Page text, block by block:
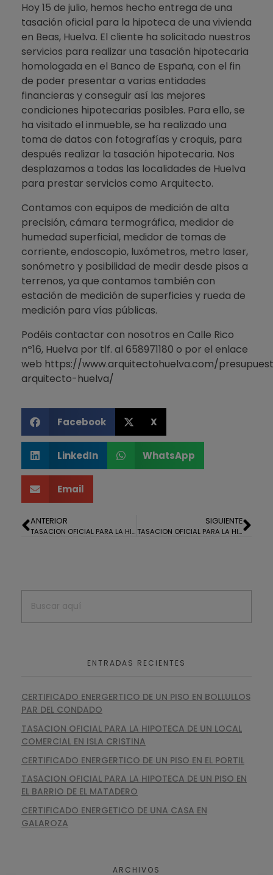
Hoy 15 de julio, hemos hecho entrega de una
tasación oficial para la hipoteca de una vivienda
en Beas, Huelva. El cliente ha solicitado nuestros
servicios para realizar una tasación hipotecaria
homologada en el Banco de España, con el fin
de poder presentar a varias entidades
financieras y conseguir así las mejores
condiciones hipotecarias posibles. Para ello, se
ha visitado el inmueble, se ha realizado una
toma de datos con fotografías y croquis, para
después realizar la tasación hipotecaria. Nos
desplazamos a todas las localidades de Huelva
para prestar servicios como Arquitecto.
Contamos con equipos de medición de alta
precisión, cámara termográfica, medidor de
humedad superficial, medidor de tomas de
corriente, endoscopio, luxómetros, metro laser,
sonómetro y posibilidad de medir desde pisos a
terrenos, ya que contamos también con
estación de medición de superficies y rueda de
medición para vías públicas.
Podéis contactar con nosotros en Calle Rico
nº16, Huelva por tlf. al 658971180 o por el enlace
web https://www.arquitectohuelva.com/
arquitecto-huelva/
Facebook X
LinkedIn WhatsApp
Email
ANTERIOR
TASACION OFICIAL PARA LA HIPOTECA DE UN PISO EN MOGUER
SIGUIENTE
TASACION OFICIAL PARA LA HIPOTECA DE UN PISO EN GIBRALEON
ENTRADAS RECIENTES
CERTIFICADO ENERGERTICO DE UN PISO EN BOLLULLOS
PAR DEL CONDADO
TASACION OFICIAL PARA LA HIPOTECA DE UN LOCAL
COMERCIAL EN ISLA CRISTINA
CERTIFICADO ENERGERTICO DE UN PISO EN EL PORTIL
TASACION OFICIAL PARA LA HIPOTECA DE UN PISO EN
EL BARRIO DE EL MATADERO
CERTIFICADO ENERGETICO DE UNA CASA EN
GALAROZA
ARCHIVOS